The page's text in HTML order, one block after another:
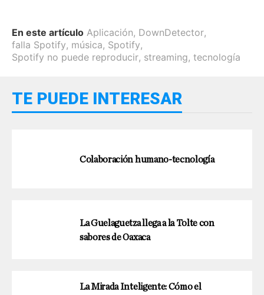
En este artículo Aplicación, DownDetector,
falla Spotify, música, Spotify,
Spotify no puede reproducir, streaming, tecnología
TE PUEDE INTERESAR
Colaboración humano-tecnología
La Guelaguetza llega a la Tolte con
sabores de Oaxaca
La Mirada Inteligente: Cómo el